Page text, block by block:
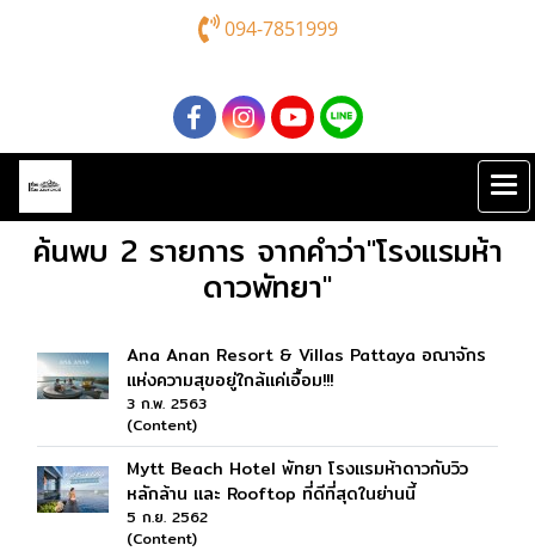
094-7851999
ค้นพบ 2 รายการ จากคำว่า"โรงแรมห้า
ดาวพัทยา"
Ana Anan Resort & Villas Pattaya อณาจักร
แห่งความสุขอยู่ใกล้แค่เอื้อม!!!
3 ก.พ. 2563
(Content)
Mytt Beach Hotel พัทยา โรงแรมห้าดาวกับวิว
หลักล้าน และ Rooftop ที่ดีที่สุดในย่านนี้
5 ก.ย. 2562
(Content)